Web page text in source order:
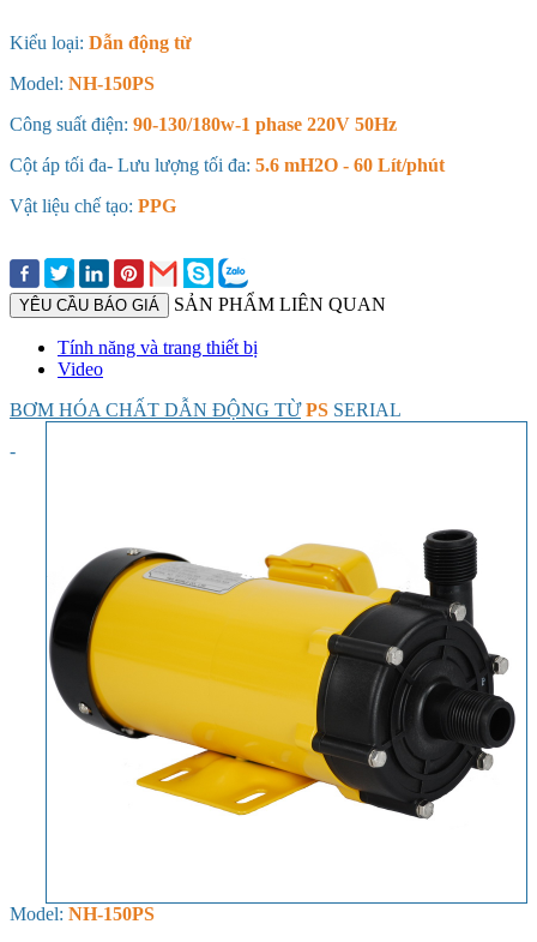
Kiểu loại: Dẫn động từ
Model: NH-150PS
Công suất điện: 90-130/180w-1 phase 220V 50Hz
Cột áp tối đa- Lưu lượng tối đa: 5.6 mH2O - 60 Lít/phút
Vật liệu chế tạo: PPG
YÊU CẦU BÁO GIÁ SẢN PHẨM LIÊN QUAN
Tính năng và trang thiết bị
Video
BƠM HÓA CHẤT DẪN ĐỘNG TỪ PS SERIAL
-
Model: NH-150PS